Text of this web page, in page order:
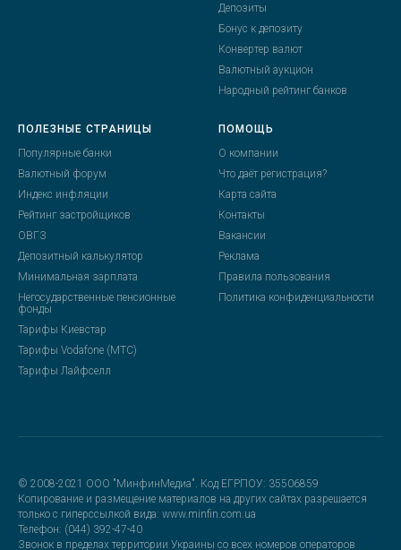
Депозиты
Бонус к депозиту
Конвертер валют
Валютный аукцион
Народный рейтинг банков
ПОЛЕЗНЫЕ СТРАНИЦЫ
Популярные банки
Валютный форум
Индекс инфляции
Рейтинг застройщиков
ОВГЗ
Депозитный калькулятор
Минимальная зарплата
Негосударственные пенсионные
фонды
Тарифы Киевстар
Тарифы Vodafone (МТС)
Тарифы Лайфселл
ПОМОЩЬ
О компании
Что даёт регистрация?
Карта сайта
Контакты
Вакансии
Реклама
Правила пользования
Политика конфиденциальности
© 2008-2021 ООО "МинфинМедиа". Код ЕГРПОУ: 35506859
Копирование и размещение материалов на других сайтах разрешается
только с гиперссылкой вида: www.minfin.com.ua
Телефон: (044) 392-47-40
Звонок в пределах территории Украины со всех номеров операторов